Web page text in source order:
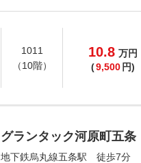
1011
（10階）
10.8 万円
(9,500 円)
グランタック河原町五条
地下鉄烏丸線五条駅 徒歩7分